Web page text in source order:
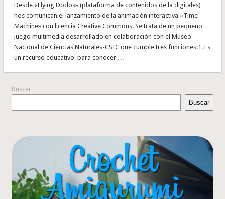
Desde «Flying Dodos» (plataforma de contenidos de la digitales)
nos comunican el lanzamiento de la animación interactiva «Time
Machine» con licencia Creative Commons. Se trata de un pequeño
juego multimedia desarrollado en colaboración con el Museo
Nacional de Ciencias Naturales-CSIC que cumple tres funciones:1. Es
un recurso educativo para conocer …
Buscar
Buscar